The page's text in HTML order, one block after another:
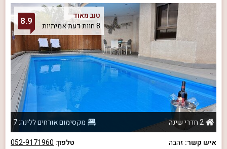
טוב מאוד
8 חוות דעת אמיתיות
8.9
2 חדרי שינה
מקסימום אורחים ללינה: 7
איש קשר: זהבה טלפון: 052-9171960